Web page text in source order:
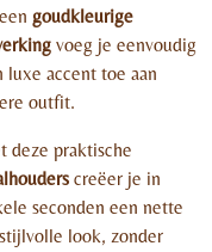
goudkleurige
voeg je eenvoudig
luxe accent toe aan
outfit.
deze praktische
creëer je in
seconden een nette
look, zonder